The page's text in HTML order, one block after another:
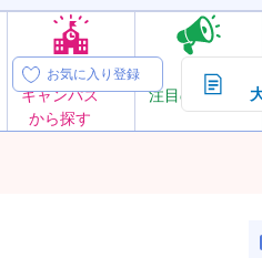
オープン
キャンパス
から探す
注目の大学
お気に入り登録